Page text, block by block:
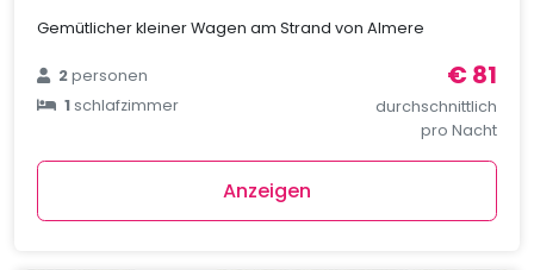
Gemütlicher kleiner Wagen am Strand von Almere
2personen
1schlafzimmer
€ 81
durchschnittlich
pro Nacht
Anzeigen